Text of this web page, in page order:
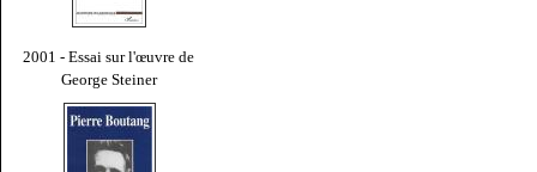
2001 - Essai sur l'œuvre de
George Steiner